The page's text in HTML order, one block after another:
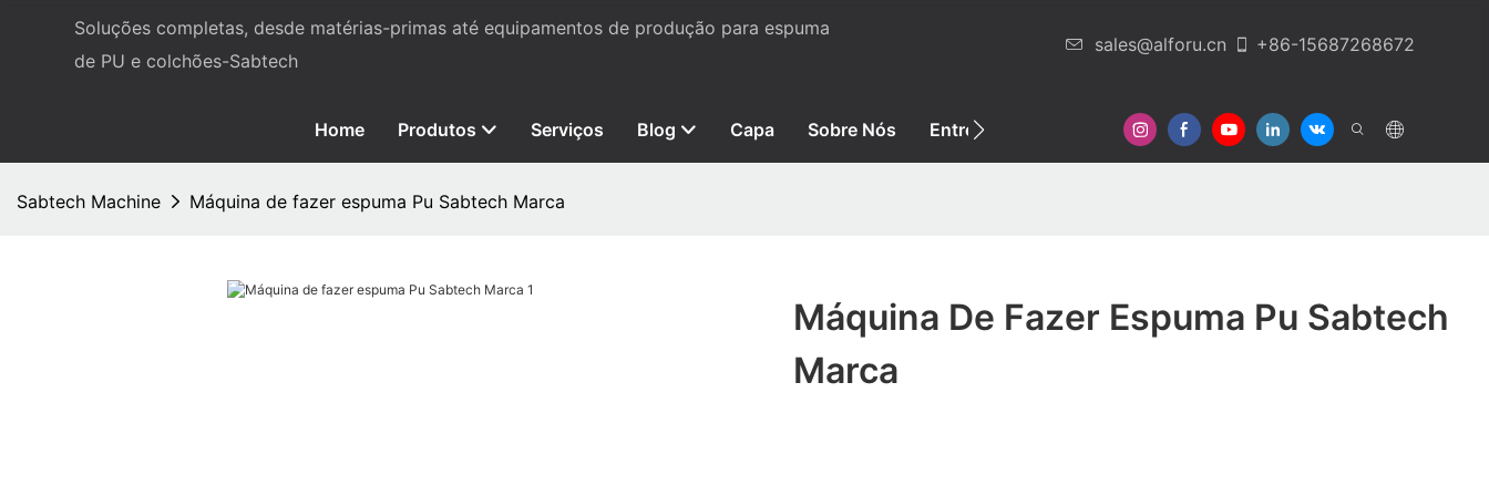
Soluções completas, desde matérias-primas até equipamentos de produção para espuma
de PU e colchões-Sabtech
sales@alforu.cn +86-15687268672
Home Produtos Serviços Blog Capa Sobre Nós Entre Em Contato Conosco
Sabtech Machine Máquina de fazer espuma Pu Sabtech Marca
Máquina De Fazer Espuma Pu Sabtech
Marca